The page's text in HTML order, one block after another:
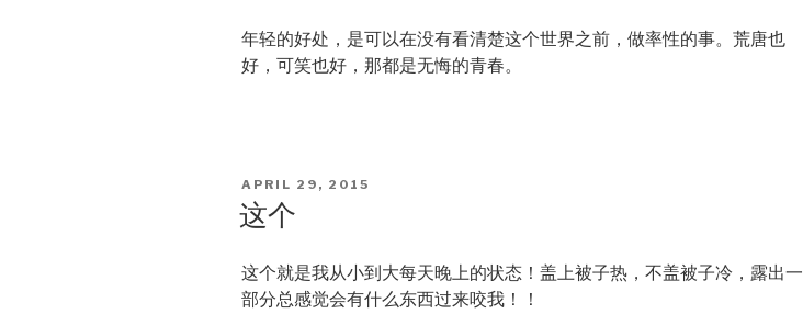
年轻的好处，是可以在没有看清楚这个世界之前，做率性的事。荒唐也
好，可笑也好，那都是无悔的青春。
POSTED
ON
APRIL 29, 2015
这个
这个就是我从小到大每天晚上的状态！盖上被子热，不盖被子冷，露出一
部分总感觉会有什么东西过来咬我！！